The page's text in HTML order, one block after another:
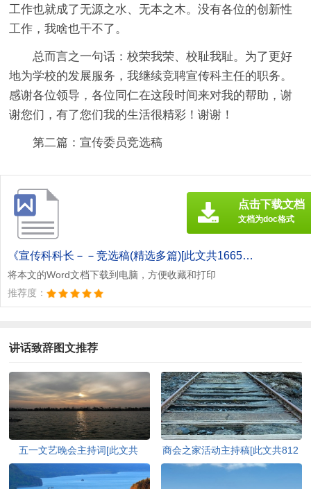
工作也就成了无源之水、无本之木。没有各位的创新性
工作，我啥也干不了。
总而言之一句话：校荣我荣、校耻我耻。为了更好
地为学校的发展服务，我继续竞聘宣传科主任的职务。
感谢各位领导，各位同仁在这段时间来对我的帮助，谢
谢您们，有了您们我的生活很精彩！谢谢！
第二篇：宣传委员竞选稿
《宣传科科长－－竞选稿(精选多篇)[此文共1665字].doc》
将本文的Word文档下载到电脑，方便收藏和打印
推荐度：
点击下载文档
文档为doc格式
讲话致辞图文推荐
五一文艺晚会主持词[此文共
商会之家活动主持稿[此文共812
字]